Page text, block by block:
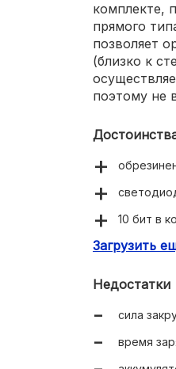
комплекте,
прямого
позволяет
(близко к
поэтому не
10 бит в
есть
Загрузить
Недостатки
сила
время